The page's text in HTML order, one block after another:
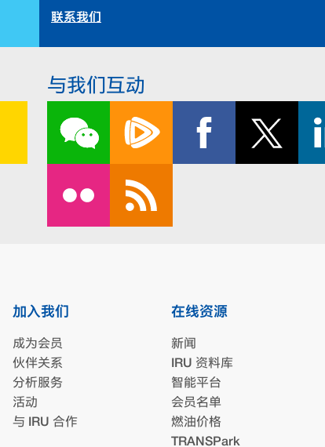
联系我们
与我们互动
加入我们
成为会员
伙伴关系
分析服务
活动
与 IRU 合作
在线资源
新闻
IRU 资料库
智能平台
会员名单
燃油价格
TRANSPark